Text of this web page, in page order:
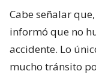
Cabe señalar
informó que no
accidente. Lo
mucho tránsito